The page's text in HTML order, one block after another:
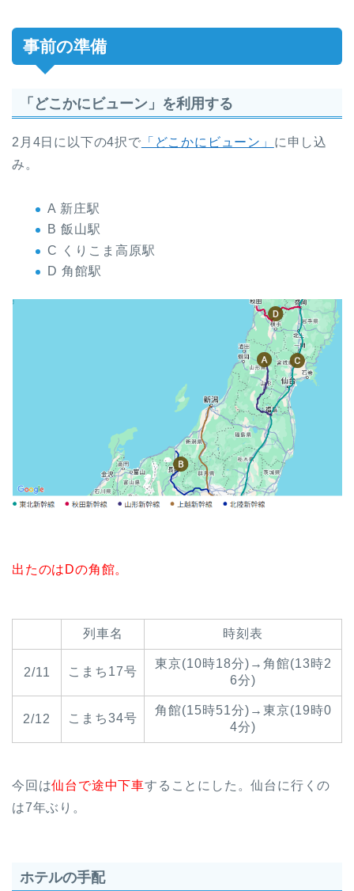
事前の準備
「どこかにビューン」を利用する
2月4日に以下の4択で 「どこかにビューン」 に申し込
み。
A 新庄駅
B 飯山駅
C くりこま高原駅
D 角館駅
出たのはDの角館。
列車名 時刻表
2/11 こまち17号
東京(10時18分)→角館(13時2
6分)
2/12 こまち34号
角館(15時51分)→東京(19時0
4分)
今回は仙台で途中下車することにした。仙台に行くの
は7年ぶり。
ホテルの手配